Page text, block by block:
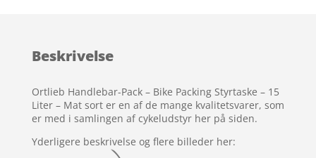
på
mmelser
Beskrivelse
Ortlieb Handlebar-Pack – Bike Packing Styrtaske – 15
Liter – Mat sort er en af de mange kvalitetsvarer, som
er med i samlingen af cykeludstyr her på siden.
Yderligere beskrivelse og flere billeder her: